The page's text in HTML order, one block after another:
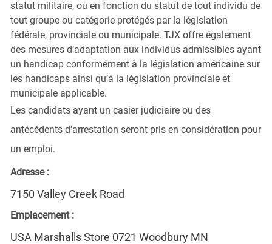
statut militaire, ou en fonction du statut de tout individu de
tout groupe ou catégorie protégés par la législation
fédérale, provinciale ou municipale. TJX offre également
des mesures d’adaptation aux individus admissibles ayant
un handicap conformément à la législation américaine sur
les handicaps ainsi qu’à la législation provinciale et
municipale applicable.
Les candidats ayant un casier judiciaire ou des
antécédents d'arrestation seront pris en considération pour
un emploi.
Adresse :
7150 Valley Creek Road
Emplacement :
USA Marshalls Store 0721 Woodbury MN